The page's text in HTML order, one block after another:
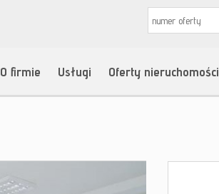
O firmie Usługi Oferty nieruchomości